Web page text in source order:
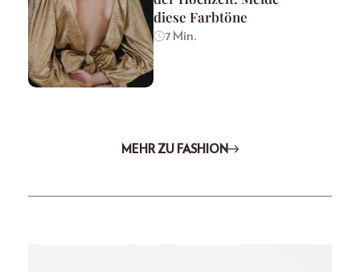
diese Farbtöne
7 Min.
MEHR ZU FASHION